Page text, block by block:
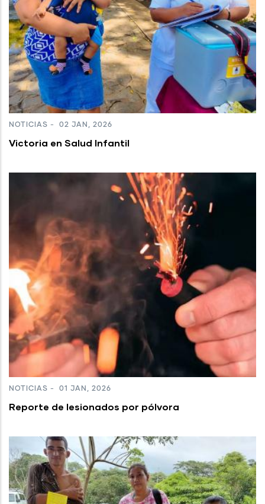
NOTICIAS - 02 JAN, 2026
Victoria en Salud Infantil
NOTICIAS - 01 JAN, 2026
Reporte de lesionados por pólvora